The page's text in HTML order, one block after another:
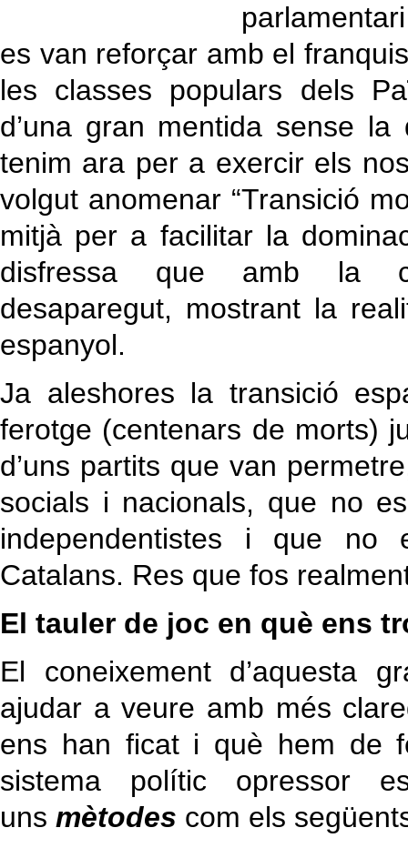
es van reforçar amb el
les classes populars dels
d’una gran mentida sense
tenim ara per a exercir els
volgut anomenar “Transició
mitjà per a facilitar la
disfressa que amb la
desaparegut, mostrant la
espanyol.
Ja aleshores la transició
ferotge (centenars de morts)
d’uns partits que van
socials i nacionals, que no
independentistes i que no
Catalans. Res que fos
El tauler de joc en què ens
El coneixement d’aquesta
ajudar a veure amb més
ens han ficat i què hem de
sistema polític opressor
uns mètodes com els